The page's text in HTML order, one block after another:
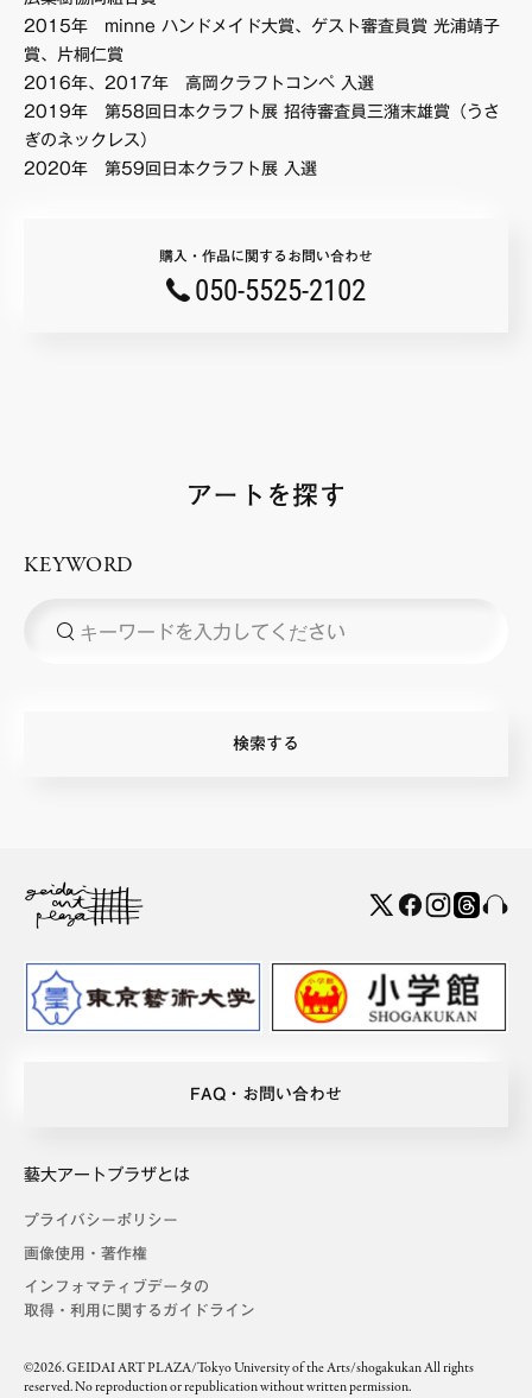
2015年 minne ハンドメイド大賞、ゲスト審査員賞 光浦靖子
賞、片桐仁賞
2016年、2017年 高岡クラフトコンペ 入選
2019年 第58回日本クラフト展 招待審査員三潴末雄賞（うさ
ぎのネックレス）
2020年 第59回日本クラフト展 入選
購入・作品に関するお問い合わせ
050-5525-2102
アートを探す
KEYWORD
FAQ・お問い合わせ
藝大アートプラザとは
プライバシーポリシー
画像使用・著作権
インフォマティブデータの
取得・利用に関するガイドライン
©2026. GEIDAI ART PLAZA/Tokyo University of the Arts/shogakukan All rights
reserved. No reproduction or republication without written permission.